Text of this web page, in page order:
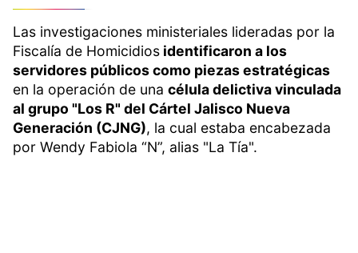
Las investigaciones ministeriales lideradas por la
Fiscalía de Homicidios identificaron a los
servidores públicos como piezas estratégicas
en la operación de una célula delictiva vinculada
al grupo "Los R" del Cártel Jalisco Nueva
Generación (CJNG), la cual estaba encabezada
por Wendy Fabiola “N”, alias "La Tía".